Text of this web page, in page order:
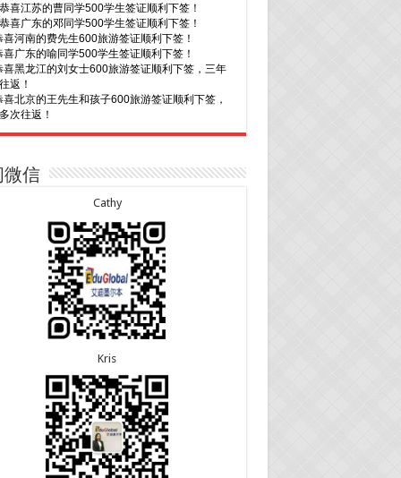
喜日本的Motegi女士485工作签证顺利下签！
喜山东的李先生189技术移民签证顺利下签！
喜辽宁的蔡同学500学生签证顺利下签！
offer!
喜安徽的吴先生190技术移民签证顺利下签！
喜尼泊尔的Shrestha先生491州担保签证顺利
喜江苏的曹同学500学生签证顺利下签！
喜广东的邓同学500学生签证顺利下签！
喜河南的费先生600旅游签证顺利下签！
喜广东的喻同学500学生签证顺利下签！
喜黑龙江的刘女士600旅游签证顺利下签，三年
返！
喜北京的王先生和孩子600旅游签证顺利下签，
次往返！
offer!
喜辽宁的穆先生600旅游签证顺利下签，一年多
！
喜马来西亚的YAP先生夫妇482签证顺利下
喜新疆的赵女士155居住返回签证顺利下签！
喜江苏的万女士夫妇870签证顺利下签！
喜河北的张同学500学生签证顺利下签！
喜山东的胡女士600旅游签证顺利下签，三年
微信
Cathy
Kris